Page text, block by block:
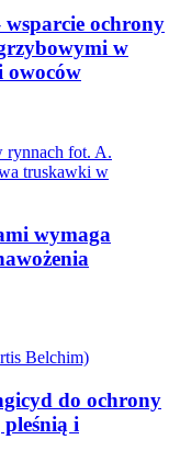
wsparcie ochrony
w
owoców
wymaga
do ochrony
i